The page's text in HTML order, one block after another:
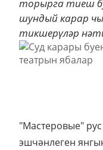
торырга тиеш
шундый карар
тикшерүләр
"Мастеровые"
эшчәнлеген